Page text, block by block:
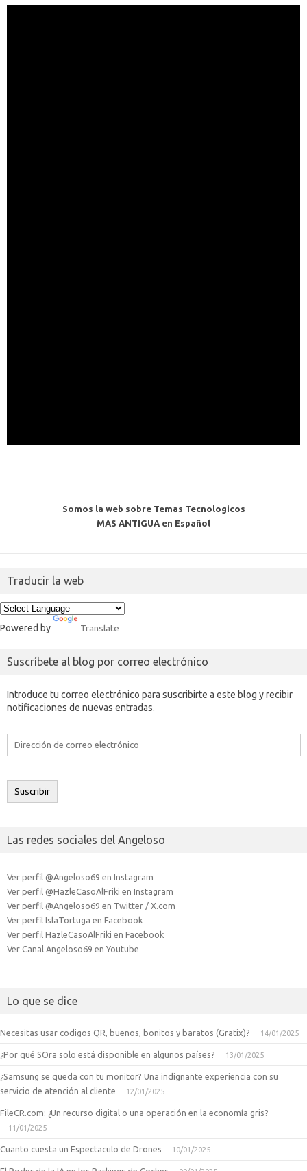
Somos la web sobre Temas Tecnologicos
MAS ANTIGUA en Español
Traducir la web
Powered by Translate
Suscríbete al blog por correo electrónico
Introduce tu correo electrónico para suscribirte a este blog y recibir
notificaciones de nuevas entradas.
Dirección
electrónico
Suscribir
Las redes sociales del Angeloso
Ver perfil @Angeloso69 en Instagram
Ver perfil @HazleCasoAlFriki en Instagram
Ver perfil @Angeloso69 en Twitter / X.com
Ver perfil IslaTortuga en Facebook
Ver perfil HazleCasoAlFriki en Facebook
Ver Canal Angeloso69 en Youtube
Lo que se dice
Necesitas usar codigos QR, buenos, bonitos y baratos (Gratix)? 14/01/2025
¿Por qué SOra solo está disponible en algunos países? 13/01/2025
¿Samsung se queda con tu monitor? Una indignante experiencia con su
servicio de atención al cliente
12/01/2025
FileCR.com: ¿Un recurso digital o una operación en la economía gris?
11/01/2025
Cuanto cuesta un Espectaculo de Drones 10/01/2025